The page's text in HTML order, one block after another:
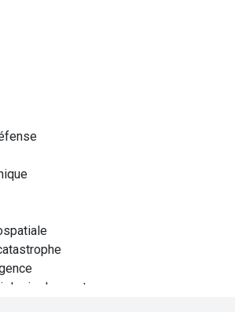
du sport